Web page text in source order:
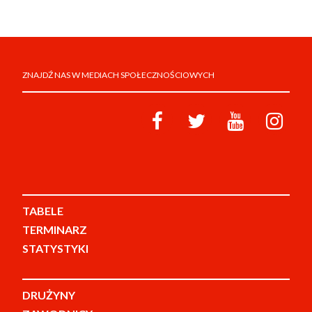
ZNAJDŹ NAS W MEDIACH SPOŁECZNOŚCIOWYCH
TABELE
TERMINARZ
STATYSTYKI
DRUŻYNY